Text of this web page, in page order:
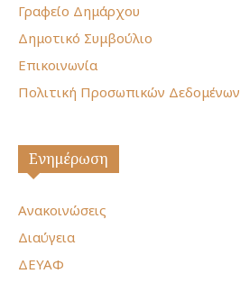
Γραφείο Δημάρχου
Δημοτικό Συμβούλιο
Επικοινωνία
Πολιτική Προσωπικών Δεδομένων
Ενημέρωση
Ανακοινώσεις
Διαύγεια
ΔΕΥΑΦ